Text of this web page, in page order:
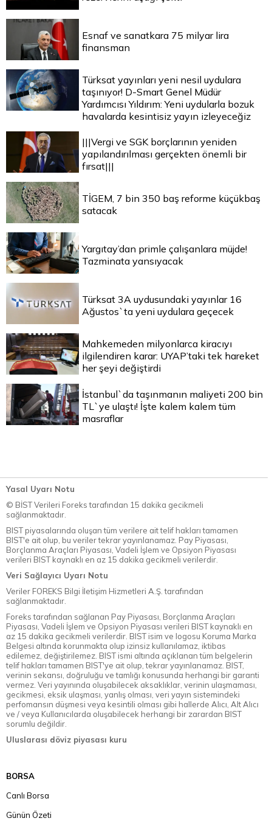
Esnaf ve sanatkara 75 milyar lira
finansman
Türksat yayınları yeni nesil uydulara
taşınıyor! D-Smart Genel Müdür
Yardımcısı Yıldırım: Yeni uydularla bozuk
havalarda kesintisiz yayın izleyeceğiz
|||Vergi ve SGK borçlarının yeniden
yapılandırılması gerçekten önemli bir
fırsat|||
TİGEM, 7 bin 350 baş reforme küçükbaş
satacak
Yargıtay’dan primle çalışanlara müjde!
Tazminata yansıyacak
Türksat 3A uydusundaki yayınlar 16
Ağustos`ta yeni uydulara geçecek
Mahkemeden milyonlarca kiracıyı
ilgilendiren karar: UYAP’taki tek hareket
her şeyi değiştirdi
İstanbul`da taşınmanın maliyeti 200 bin
TL`ye ulaştı! İşte kalem kalem tüm
masraflar
Yasal Uyarı Notu
© BİST Verileri Foreks tarafından 15 dakika gecikmeli
sağlanmaktadır.
BIST piyasalarında oluşan tüm verilere ait telif hakları tamamen
BIST'e ait olup, bu veriler tekrar yayınlanamaz. Pay Piyasası,
Borçlanma Araçları Piyasası, Vadeli İşlem ve Opsiyon Piyasası
verileri BIST kaynaklı en az 15 dakika gecikmeli verilerdir.
Veri Sağlayıcı Uyarı Notu
Veriler FOREKS Bilgi İletişim Hizmetleri A.Ş. tarafından
sağlanmaktadır.
Foreks tarafından sağlanan Pay Piyasası, Borçlanma Araçları
Piyasası, Vadeli İşlem ve Opsiyon Piyasası verileri BIST kaynaklı en
az 15 dakika gecikmeli verilerdir. BIST isim ve logosu Koruma Marka
Belgesi altında korunmakta olup izinsiz kullanılamaz, iktibas
edilemez, değiştirilemez. BIST ismi altında açıklanan tüm belgelerin
telif hakları tamamen BIST'ye ait olup, tekrar yayınlanamaz. BIST,
verinin sekansı, doğruluğu ve tamlığı konusunda herhangi bir garanti
vermez. Veri yayınında oluşabilecek aksaklıklar, verinin ulaşmaması,
gecikmesi, eksik ulaşması, yanlış olması, veri yayın sistemindeki
perfomansın düşmesi veya kesintili olması gibi hallerde Alıcı, Alt Alıcı
ve / veya Kullanıcılarda oluşabilecek herhangi bir zarardan BIST
sorumlu değildir.
Uluslarası döviz piyasası kuru
BORSA
Canlı Borsa
Günün Özeti